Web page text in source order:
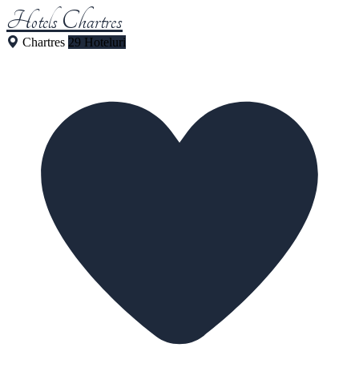
Hotels Chartres
Chartres 29 Hoteluri